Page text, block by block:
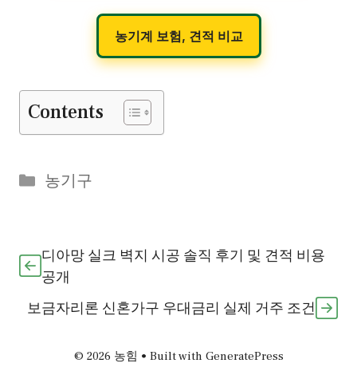
농기계 보험, 견적 비교
Contents
Categories
농기구
디아망 실크 벽지 시공 솔직 후기 및 견적 비용
공개
보금자리론 신혼가구 우대금리 실제 거주 조건
© 2026 농힘 • Built with GeneratePress